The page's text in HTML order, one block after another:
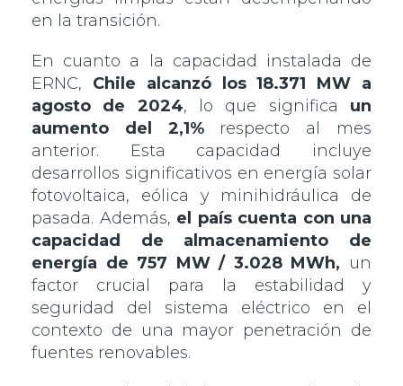
en la transición.
En cuanto a la capacidad instalada de
ERNC, Chile alcanzó los 18.371 MW a
agosto de 2024, lo que significa un
aumento del 2,1%respecto al mes
anterior. Esta capacidad incluye
desarrollos significativos en energía solar
fotovoltaica, eólica y minihidráulica de
pasada. Además, el país cuenta con una
capacidad de almacenamiento de
energía de 757 MW / 3.028 MWh, un
factor crucial para la estabilidad y
seguridad del sistema eléctrico en el
contexto de una mayor penetración de
fuentes renovables.